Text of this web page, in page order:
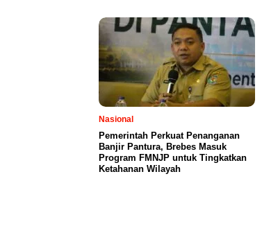
Nasional
Pemerintah Perkuat Penanganan
Banjir Pantura, Brebes Masuk
Program FMNJP untuk Tingkatkan
Ketahanan Wilayah